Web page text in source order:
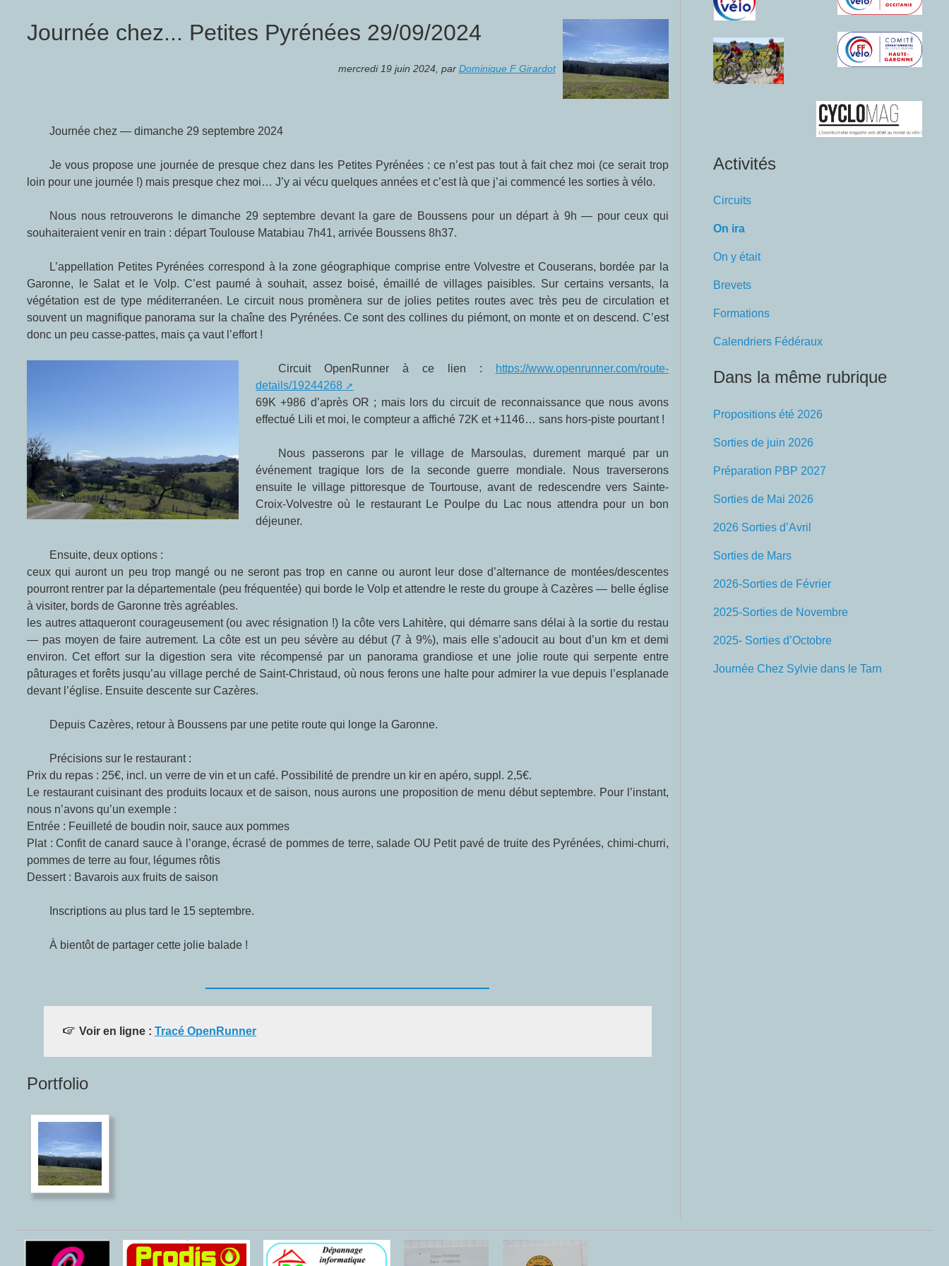
Journée chez... Petites Pyrénées 29/09/2024
mercredi 19 juin 2024, par Dominique F Girardot
Journée chez — dimanche 29 septembre 2024
Je vous propose une journée de presque chez dans les Petites Pyrénées : ce n’est pas tout à fait chez moi (ce serait trop
loin pour une journée !) mais presque chez moi… J’y ai vécu quelques années et c’est là que j’ai commencé les sorties à vélo.
Nous nous retrouverons le dimanche 29 septembre devant la gare de Boussens pour un départ à 9h — pour ceux qui
souhaiteraient venir en train : départ Toulouse Matabiau 7h41, arrivée Boussens 8h37.
L’appellation Petites Pyrénées correspond à la zone géographique comprise entre Volvestre et Couserans, bordée par la
Garonne, le Salat et le Volp. C’est paumé à souhait, assez boisé, émaillé de villages paisibles. Sur certains versants, la
végétation est de type méditerranéen. Le circuit nous promènera sur de jolies petites routes avec très peu de circulation et
souvent un magnifique panorama sur la chaîne des Pyrénées. Ce sont des collines du piémont, on monte et on descend. C’est
donc un peu casse-pattes, mais ça vaut l’effort !
Circuit OpenRunner à ce lien :
https://www.openrunner.com/route-
details/19244268
69K +986 d’après OR ; mais lors du circuit de reconnaissance que nous avons
effectué Lili et moi, le compteur a affiché 72K et +1146… sans hors-piste pourtant !
Nous passerons par le village de Marsoulas, durement marqué par un
événement tragique lors de la seconde guerre mondiale. Nous traverserons
ensuite le village pittoresque de Tourtouse, avant de redescendre vers Sainte-
Croix-Volvestre où le restaurant Le Poulpe du Lac nous attendra pour un bon
déjeuner.
Ensuite, deux options :
ceux qui auront un peu trop mangé ou ne seront pas trop en canne ou auront leur dose d’alternance de montées/descentes
pourront rentrer par la départementale (peu fréquentée) qui borde le Volp et attendre le reste du groupe à Cazères — belle église
à visiter, bords de Garonne très agréables.
les autres attaqueront courageusement (ou avec résignation !) la côte vers Lahitère, qui démarre sans délai à la sortie du restau
— pas moyen de faire autrement. La côte est un peu sévère au début (7 à 9%), mais elle s’adoucit au bout d’un km et demi
environ. Cet effort sur la digestion sera vite récompensé par un panorama grandiose et une jolie route qui serpente entre
pâturages et forêts jusqu’au village perché de Saint-Christaud, où nous ferons une halte pour admirer la vue depuis l’esplanade
devant l’église. Ensuite descente sur Cazères.
Depuis Cazères, retour à Boussens par une petite route qui longe la Garonne.
Précisions sur le restaurant :
Prix du repas : 25€, incl. un verre de vin et un café. Possibilité de prendre un kir en apéro, suppl. 2,5€.
Le restaurant cuisinant des produits locaux et de saison, nous aurons une proposition de menu début septembre. Pour l’instant,
nous n’avons qu’un exemple :
Entrée : Feuilleté de boudin noir, sauce aux pommes
Plat : Confit de canard sauce à l’orange, écrasé de pommes de terre, salade OU Petit pavé de truite des Pyrénées, chimi-churri,
pommes de terre au four, légumes rôtis
Dessert : Bavarois aux fruits de saison
Inscriptions au plus tard le 15 septembre.
À bientôt de partager cette jolie balade !
Voir en ligne : Tracé OpenRunner
Portfolio
Activités
Circuits
On ira
On y était
Brevets
Formations
Calendriers Fédéraux
Dans la même rubrique
Propositions été 2026
Sorties de juin 2026
Préparation PBP 2027
Sorties de Mai 2026
2026 Sorties d’Avril
Sorties de Mars
2026-Sorties de Février
2025-Sorties de Novembre
2025- Sorties d’Octobre
Journée Chez Sylvie dans le Tarn